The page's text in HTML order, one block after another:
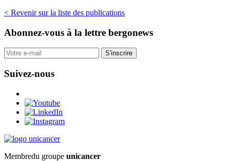
< Revenir sur la liste des publications
Abonnez-vous à la lettre bergonews
S'inscrire
Suivez-nous
Membredu groupe unicancer